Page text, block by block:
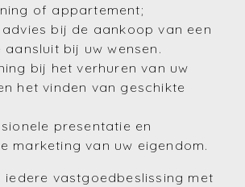
of appartement;
bij de aankoop van een
aansluit bij uw wensen.
bij het verhuren van uw
het vinden van geschikte
presentatie en
marketing van uw eigendom.
iedere vastgoedbeslissing met